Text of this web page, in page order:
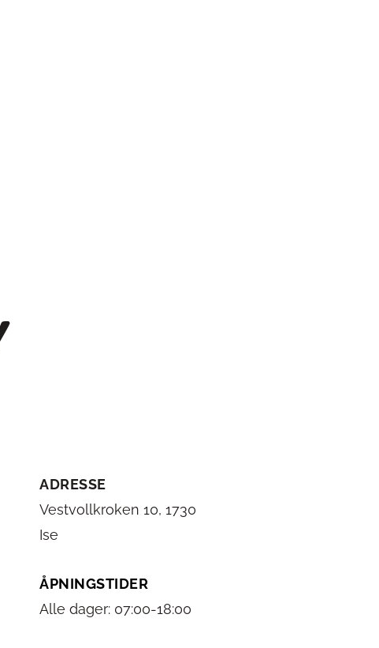
ADRESSE
Vestvollkroken 10, 1730
Ise
ÅPNINGSTIDER
Alle dager: 07:00-18:00